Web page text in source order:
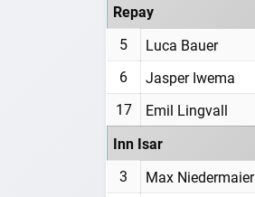
Repay
5 Luca Bauer
6 Jasper Iwema
17
Emil Lingvall
Inn Isar
3 Max Niedermaier